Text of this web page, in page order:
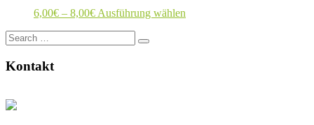
6,00€ – 8,00€Preisspanne:
Ausführung wählen
Search
for:
Kontakt